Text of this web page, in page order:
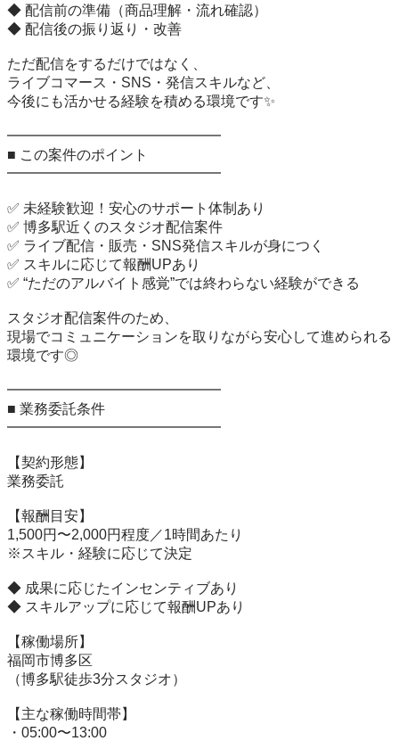
◆ 配信前の準備（商品理解・流れ確認）
◆ 配信後の振り返り・改善
ただ配信をするだけではなく、
ライブコマース・SNS・発信スキルなど、
今後にも活かせる経験を積める環境です✨
━━━━━━━━━━━━━━━
■ この案件のポイント
━━━━━━━━━━━━━━━
✅ 未経験歓迎！安心のサポート体制あり
✅ 博多駅近くのスタジオ配信案件
✅ ライブ配信・販売・SNS発信スキルが身につく
✅ スキルに応じて報酬UPあり
✅ “ただのアルバイト感覚”では終わらない経験ができる
スタジオ配信案件のため、
現場でコミュニケーションを取りながら安心して進められる
環境です◎
━━━━━━━━━━━━━━━
■ 業務委託条件
━━━━━━━━━━━━━━━
【契約形態】
業務委託
【報酬目安】
1,500円〜2,000円程度／1時間あたり
※スキル・経験に応じて決定
◆ 成果に応じたインセンティブあり
◆ スキルアップに応じて報酬UPあり
【稼働場所】
福岡市博多区
（博多駅徒歩3分スタジオ）
【主な稼働時間帯】
・05:00〜13:00